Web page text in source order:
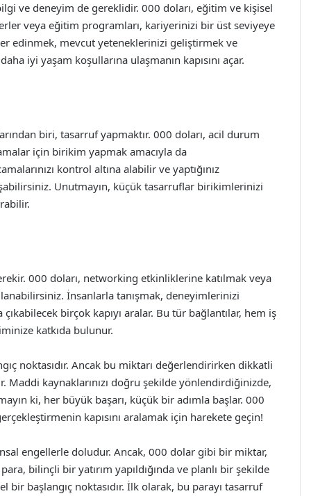
ve deneyim de gereklidir. 000 doları, eğitim ve kişisel
veya eğitim programları, kariyerinizi bir üst seviyeye
edinmek, mevcut yeteneklerinizi geliştirmek ve
iyi yaşam koşullarına ulaşmanın kapısını açar.
biri, tasarruf yapmaktır. 000 doları, acil durum
için birikim yapmak amacıyla da
kontrol altına alabilir ve yaptığınız
Unutmayın, küçük tasarruflar birikimlerinizi
000 doları, networking etkinliklerine katılmak veya
İnsanlarla tanışmak, deneyimlerinizi
birçok kapıyı aralar. Bu tür bağlantılar, hem iş
katkıda bulunur.
noktasıdır. Ancak bu miktarı değerlendirirken dikkatli
kaynaklarınızı doğru şekilde yönlendirdiğinizde,
ki, her büyük başarı, küçük bir adımla başlar. 000
kapısını aralamak için harekete geçin!
engellerle doludur. Ancak, 000 dolar gibi bir miktar,
bilinçli bir yatırım yapıldığında ve planlı bir şekilde
bir başlangıç noktasıdır. İlk olarak, bu parayı tasarruf